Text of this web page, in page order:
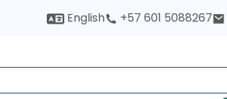
English +57 601 5088267